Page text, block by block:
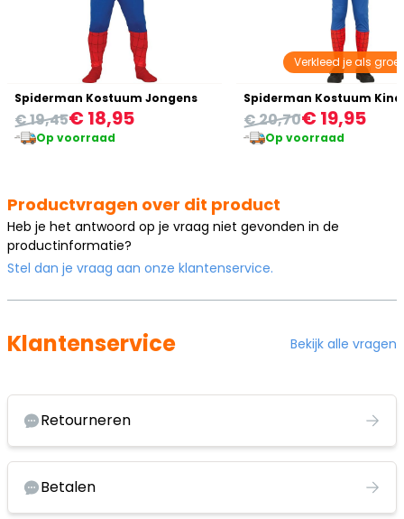
Spiderman Kostuum Jongens
€ 18,95
€ 19,45
Op voorraad
Verkleed je als
Spiderman Kostuum Kind
€ 19,95
€ 20,70
Op voorraad
Productvragen over dit product
Heb je het antwoord op je vraag niet gevonden in de
productinformatie?
Stel dan je vraag aan onze klantenservice.
Klantenservice Bekijk alle vragen
Retourneren
Betalen